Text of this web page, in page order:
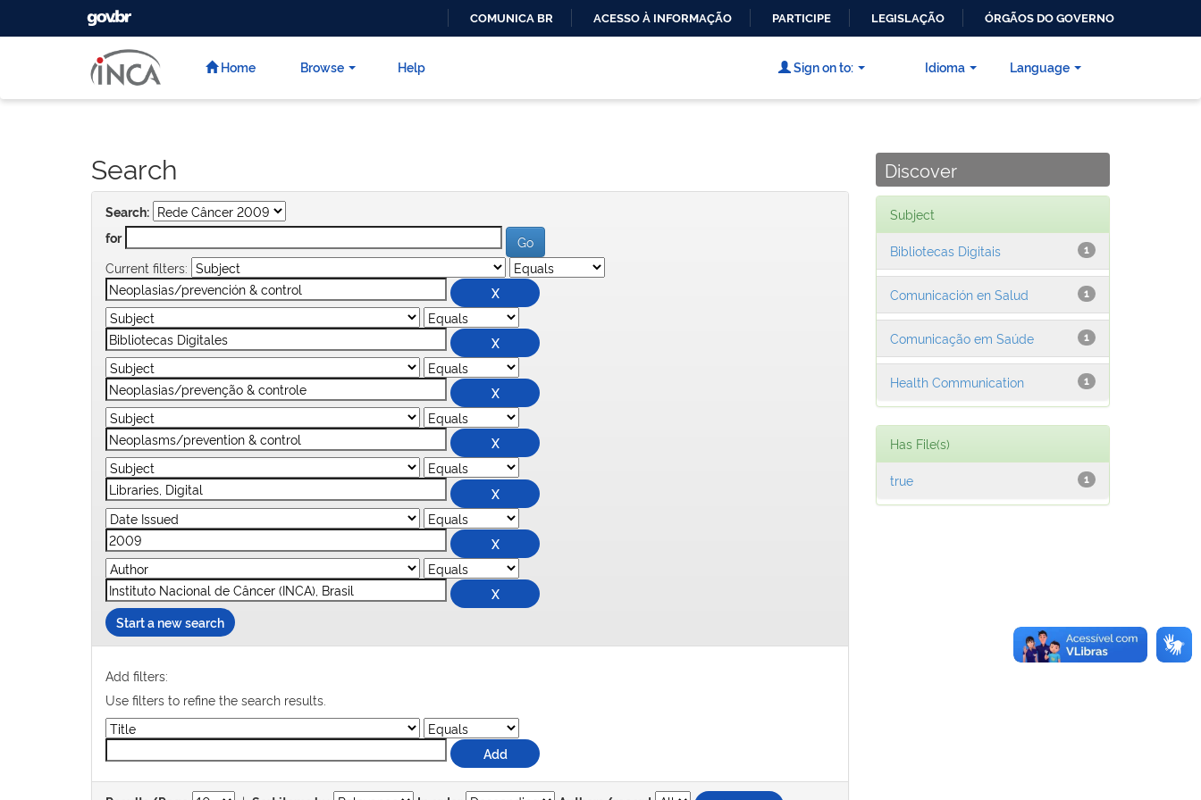
CONTEÚDO
GOVBR
COMUNICA BR ACESSO À INFORMAÇÃO PARTICIPE LEGISLAÇÃO ÓRGÃOS DO GOVERNO
Home Browse Help Language
Sign on to: Idioma
Search
Search:
for
Current filters:
Start a new search
Add filters:
Use filters to refine the search results.
Discover
Subject
1
Bibliotecas Digitais
1
Comunicación en Salud
1
Comunicação em Saúde
1
Health Communication
Has File(s)
1
true